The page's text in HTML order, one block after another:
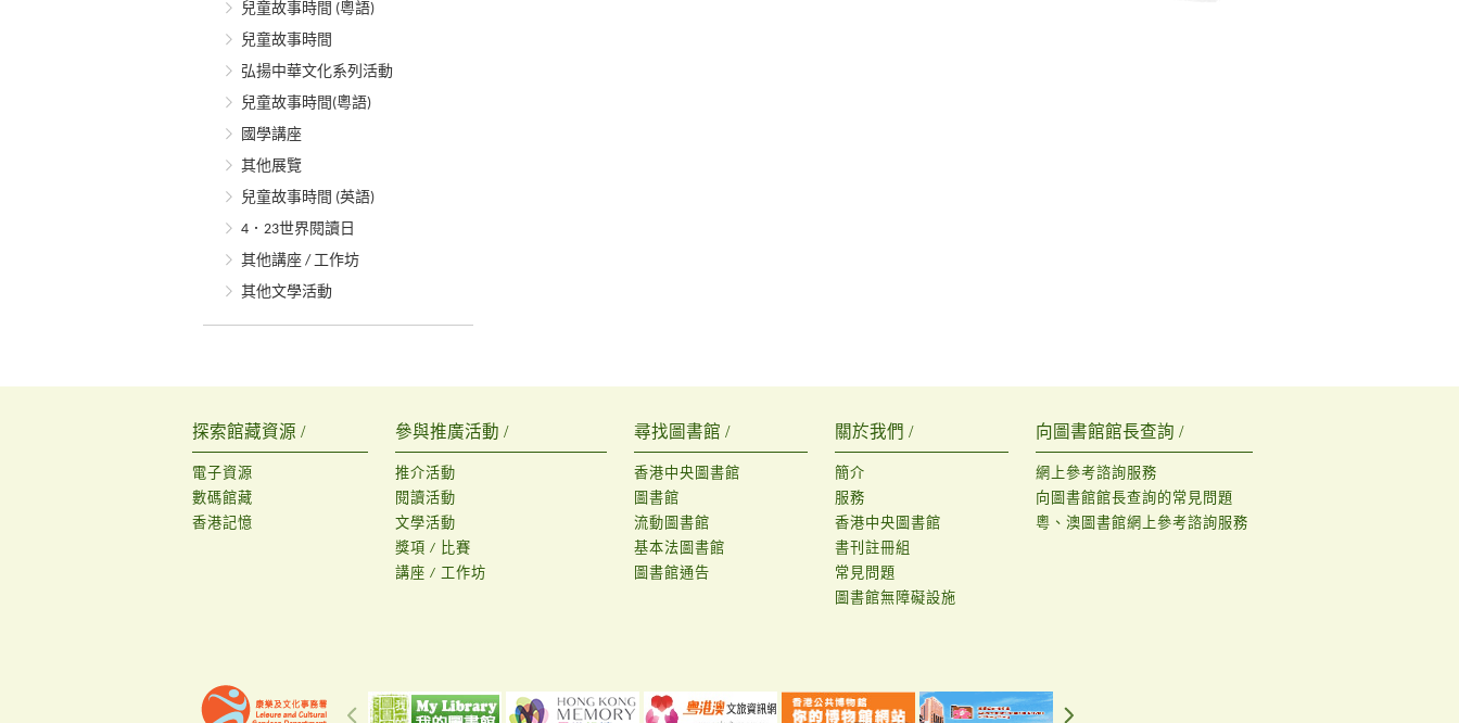
兒童故事時間 (粵語)
兒童故事時間
弘揚中華文化系列活動
兒童故事時間(粵語)
國學講座
其他展覽
兒童故事時間 (英語)
4．23世界閱讀日
其他講座 / 工作坊
其他文學活動
探索館藏資源 /
電子資源
數碼館藏
香港記憶
參與推廣活動 /
推介活動
閱讀活動
文學活動
獎項 / 比賽
講座 / 工作坊
尋找圖書館 /
香港中央圖書館
圖書館
流動圖書館
基本法圖書館
圖書館通告
關於我們 /
簡介
服務
香港中央圖書館
書刊註冊組
常見問題
圖書館無障礙設施
向圖書館館長查詢 /
網上參考諮詢服務
向圖書館館長查詢的常見問題
粵、澳圖書館網上參考諮詢服務